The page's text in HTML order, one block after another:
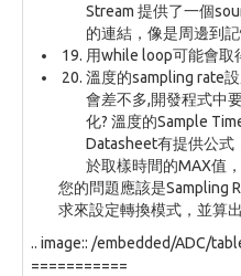
Stream 提供了一個
的連結，像是周邊到
用while loop可能會取
溫度的sampling rate
會差不多,開發程式中
化? 溫度的Sample
Datasheet有提供公式
於取樣時間的MAX值，
您的問題應該是Sampling
求來設定轉換模式，並算
.. image:: /embedded/ADC/
===========